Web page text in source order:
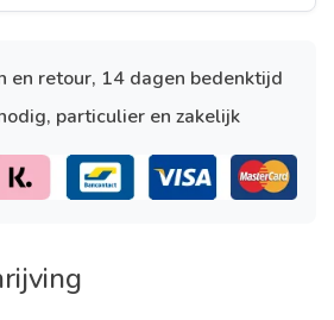
en retour, 14 dagen bedenktijd
particulier en zakelijk